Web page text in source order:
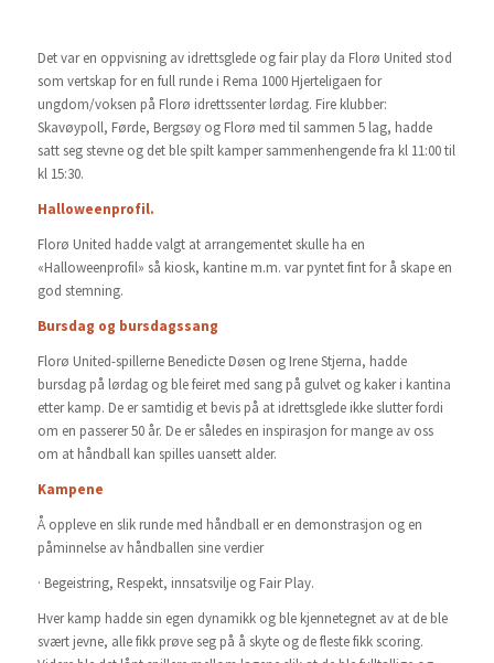
Det var en oppvisning av idrettsglede og fair play da Florø United stod
som vertskap for en full runde i Rema 1000 Hjerteligaen for
ungdom/voksen på Florø idrettssenter lørdag. Fire klubber:
Skavøypoll, Førde, Bergsøy og Florø med til sammen 5 lag, hadde
satt seg stevne og det ble spilt kamper sammenhengende fra kl 11:00 til
kl 15:30.
Halloweenprofil.
Florø United hadde valgt at arrangementet skulle ha en
«Halloweenprofil» så kiosk, kantine m.m. var pyntet fint for å skape en
god stemning.
Bursdag og bursdagssang
Florø United-spillerne Benedicte Døsen og Irene Stjerna, hadde
bursdag på lørdag og ble feiret med sang på gulvet og kaker i kantina
etter kamp. De er samtidig et bevis på at idrettsglede ikke slutter fordi
om en passerer 50 år. De er således en inspirasjon for mange av oss
om at håndball kan spilles uansett alder.
Kampene
Å oppleve en slik runde med håndball er en demonstrasjon og en
påminnelse av håndballen sine verdier
· Begeistring, Respekt, innsatsvilje og Fair Play.
Hver kamp hadde sin egen dynamikk og ble kjennetegnet av at de ble
svært jevne, alle fikk prøve seg på å skyte og de fleste fikk scoring.